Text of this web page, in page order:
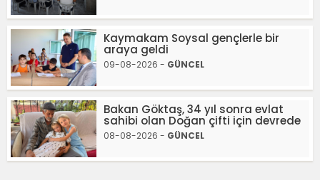
Kaymakam Soysal gençlerle bir
araya geldi
09-08-2026 - GÜNCEL
Bakan Göktaş, 34 yıl sonra evlat
sahibi olan Doğan çifti için devrede
08-08-2026 - GÜNCEL